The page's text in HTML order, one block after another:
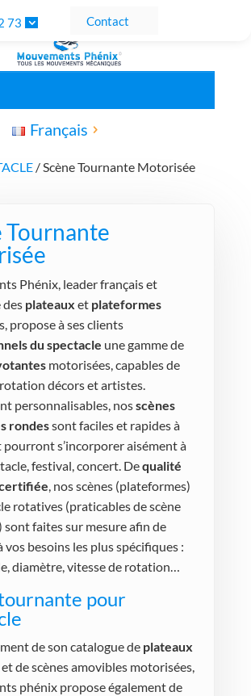
73 Contact
Français
/ Scène Tournante Motorisée
Tournante
Phénix, leader français et
des plateaux et plateformes
propose à ses clients
du spectacle une gamme de
motorisées, capables de
décors et artistes.
personnalisables, nosscènes
rondessont faciles et rapides à
s’incorporer aisément à
festival, concert. Dequalité
, nos scènes (plateformes)
rotatives (praticables de scène
faites sur mesure afin de
vos besoins les plus spécifiques :
diamètre, vitesse de rotation…
pour
de son catalogue de plateaux
de scènes amovibles motorisées,
phénix propose également de